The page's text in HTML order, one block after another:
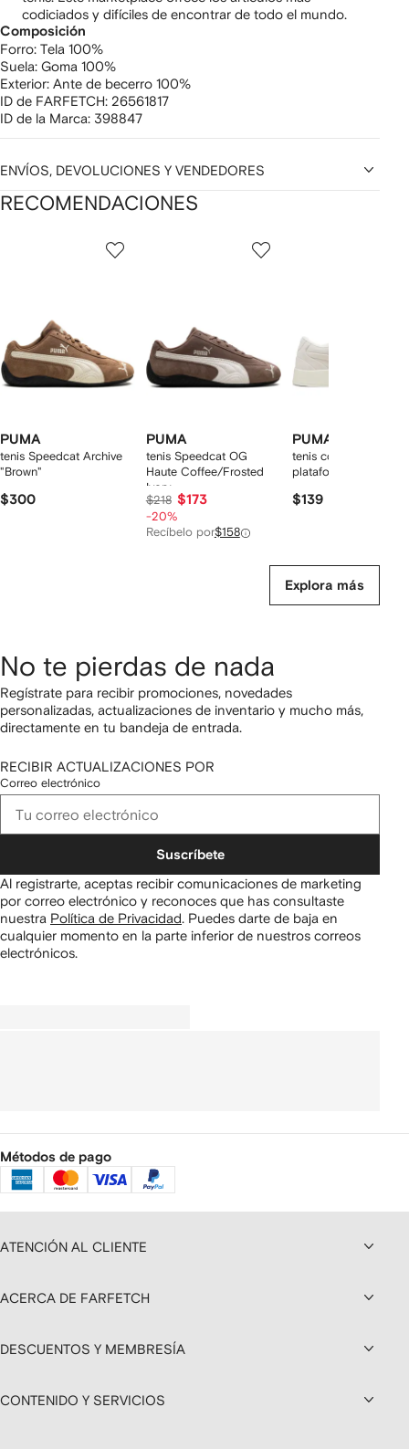
codiciados y difíciles de encontrar de todo el mundo.
Composición
Forro: Tela 100%
Suela: Goma 100%
Exterior: Ante de becerro 100%
ID de FARFETCH: 26561817
ID de la Marca: 398847
ENVÍOS, DEVOLUCIONES Y VENDEDORES
RECOMENDACIONES
PUMA
tenis Speedcat Archive
"Brown"
$300
PUMA
tenis Speedcat OG
Haute Coffee/Frosted
Ivory
$218 $173
-20%
Recíbelo por$158
PUMA
tenis con agujetas y
plataforma
$139
Explora más
No te pierdas de nada
Regístrate para recibir promociones, novedades
personalizadas, actualizaciones de inventario y mucho más,
directamente en tu bandeja de entrada.
RECIBIR ACTUALIZACIONES POR
Correo electrónico
Suscríbete
Al registrarte, aceptas recibir comunicaciones de marketing
por correo electrónico y reconoces que has consultaste
nuestra Política de Privacidad. Puedes darte de baja en
cualquier momento en la parte inferior de nuestros correos
electrónicos.
Métodos de pago
ATENCIÓN AL CLIENTE
ACERCA DE FARFETCH
DESCUENTOS Y MEMBRESÍA
CONTENIDO Y SERVICIOS